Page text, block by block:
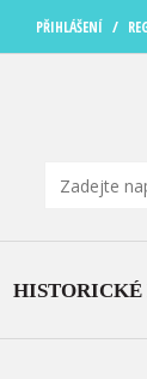
PŘIHLÁŠENÍ /
HISTORICKÉ